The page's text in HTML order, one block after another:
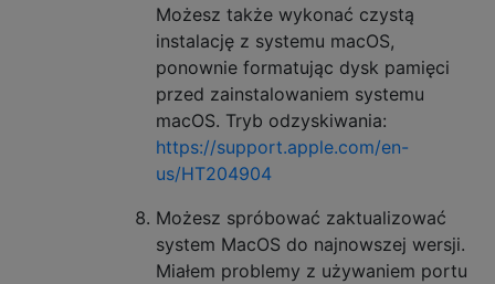
Możesz także wykonać czystą
instalację z systemu macOS,
ponownie formatując dysk pamięci
przed zainstalowaniem systemu
macOS. Tryb odzyskiwania:
https://support.apple.com/en-
us/HT204904
Możesz spróbować zaktualizować
system MacOS do najnowszej wersji.
Miałem problemy z używaniem portu